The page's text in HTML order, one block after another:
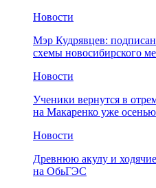
Новости
Мэр Кудрявцев:
схемы новосибирского
Новости
Ученики вернутся в
на Макаренко уже осенью
Новости
Древнюю акулу и
на ОбьГЭС